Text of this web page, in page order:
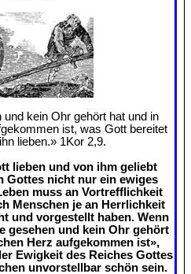
kein Ohr gehört hat und in
ist, was Gott bereitet
lieben.» 1Kor 2,9.
lieben und von ihm geliebt
Gottes nicht nur ein ewiges
muss an Vortrefflichkeit
Menschen je an Herrlichkeit
und vorgestellt haben. Wenn
gesehen und kein Ohr gehört
Herz aufgekommen ist»,
Ewigkeit des Reiches Gottes
unvorstellbar schön sein.